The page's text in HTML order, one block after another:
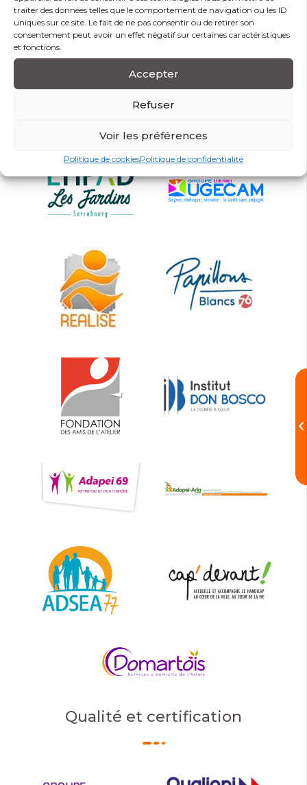
traiter des données telles que le comportement de navigation ou les ID
uniques sur ce site. Le fait de ne pas consentir ou de retirer son
consentement peut avoir un effet négatif sur certaines caractéristiques
et fonctions.
Accepter
Refuser
Voir les préférences
Politique de cookiesPolitique de confidentialité
Partagez sur
Ils nous font confiance
Qualité et certification